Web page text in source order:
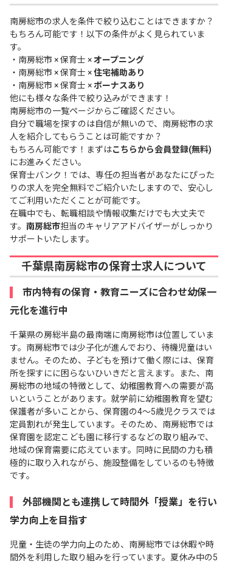
南房総市の求人を条件で絞り込むことはできますか？
もちろん可能です！以下の条件がよく見られていま
す。
・ 南房総市 × 保育士 ×オープニング
・ 南房総市 × 保育士 ×住宅補助あり
・ 南房総市 × 保育士 ×ボーナスあり
他にも様々な条件で絞り込みができます！
南房総市の一覧ページからご確認ください。
自分で職場を探すのは自信が無いので、南房総市の求
人を紹介してもらうことは可能ですか？
もちろん可能です！まずはこちらから会員登録(無料)
にお進みください。
保育士バンク！では、専任の担当者があなたにぴった
りの求人を完全無料でご紹介いたしますので、安心し
てご利用いただくことが可能です。
在職中でも、転職相談や情報収集だけでも大丈夫で
す。 南房総市担当のキャリアアドバイザーがしっかり
サポートいたします。
千葉県南房総市の保育士求人について
市内特有の保育・教育ニーズに合わせ幼保一
元化を進行中
千葉県の房総半島の最南端に南房総市は位置していま
す。南房総市では少子化が進んでおり、待機児童はい
ません。そのため、子どもを預けて働く際には、保育
所を探すにに困らないひいきだと言えます。また、南
房総市の地域の特徴として、幼稚園教育への需要が高
いということがあります。就学前に幼稚園教育を望む
保護者が多いことから、保育園の4～5歳児クラスでは
定員割れが発生しています。そのため、南房総市では
保育園を認定こども園に移行するなどの取り組みで、
地域の保育需要に応えています。同時に民間の力も積
極的に取り入れながら、施設整備をしているのも特徴
です。
外部機関とも連携して時間外「授業」を行い
学力向上を目指す
児童・生徒の学力向上のため、南房総市では休暇や時
間外を利用した取り組みを行っています。夏休み中の5